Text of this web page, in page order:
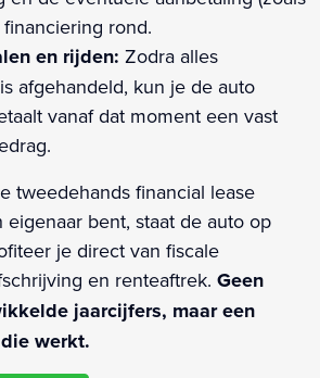
rond.
en rijden: Zodra alles
afgehandeld, kun je de auto
vanaf dat moment een vast
tweedehands financial lease
bent, staat de auto op
je direct van fiscale
en renteaftrek. Geen
jaarcijfers, maar een
werkt.